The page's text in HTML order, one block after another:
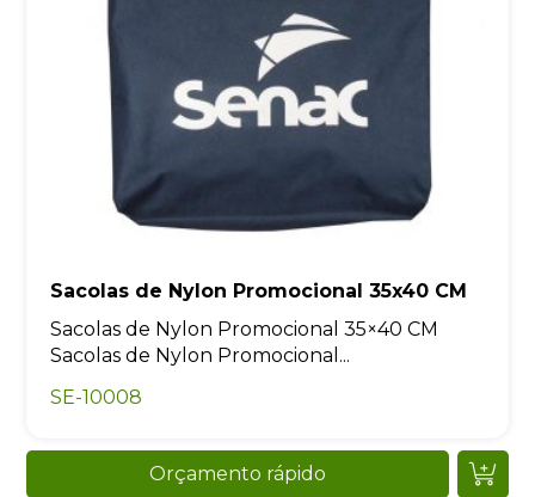
Sacolas de Nylon Promocional 35x40 CM
Sacolas de Nylon Promocional 35×40 CM
Sacolas de Nylon Promocional...
SE-10008
Orçamento rápido